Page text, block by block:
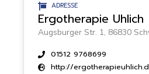
ADRESSE
Ergotherapie Uhlich
Augsburger Str. 1, 86830
01512 9768699
http://